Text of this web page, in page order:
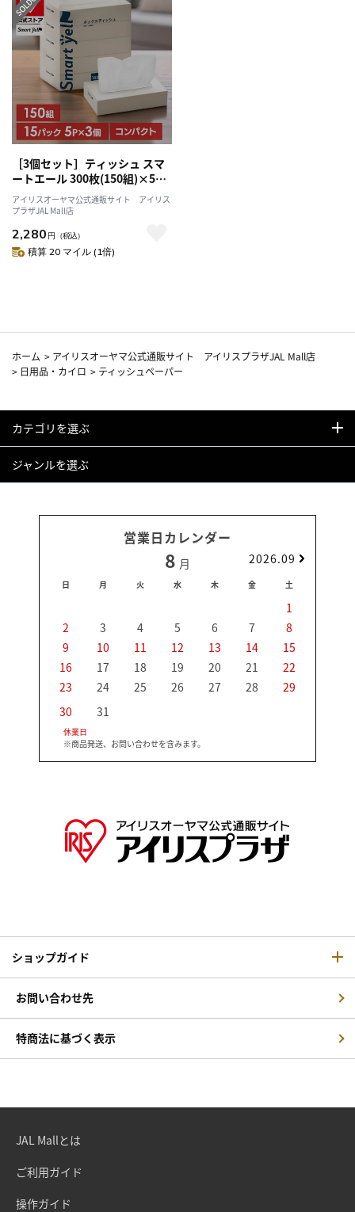
［3個セット］ティッシュ スマ
ートエール 300枚(150組)×5個
パック まとめ買い 大容量 備蓄
アイリスオーヤマ
アイリスオーヤマ公式通販サイト アイリス
プラザJAL Mall店
2,280 円 （税込）
積算 20 マイル (1倍)
ホーム > アイリスオーヤマ公式通販サイト アイリスプラザJAL Mall店
> 日用品・カイロ > ティッシュペーパー
カテゴリを選ぶ
ジャンルを選ぶ
営業日カレンダー
8 月 2026.09
日 月 火 水 木 金 土
1
2
3 4 5 6 7
8
9
10 11 12 13 14
15
16
17 18 19 20 21
22
23
24 25 26 27 28
29
30
31
休業日
※商品発送、お問い合わせを含みます。
ショップガイド
お問い合わせ先
特商法に基づく表示
JAL Mallとは
ご利用ガイド
操作ガイド